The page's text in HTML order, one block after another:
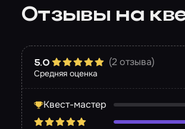
Отзывы на
Средняя оценка
5.0 (2 отзыва)
Квест-мастер